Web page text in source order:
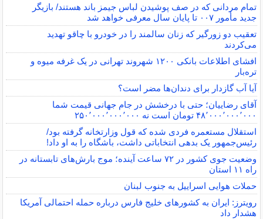
تمام مردانی که در صف پوشیدن لباس جیمز باند هستند/ بازیگر
جدید مأمور ۰۰۷ تا پایان سال معرفی خواهد شد
تعقیب دو زورگیر که زنان سالمند را در خودرو با چاقو تهدید
می‌کردند
افشای اطلاعات بانکی ۱۲۰۰ شهروند تهرانی در یک غرفه میوه و
تره‌بار
آیا آب گازدار برای دندان‌ها مضر است؟
آقای رضاییان؛ حتی با درخشش در جام جهانی قیمت شما
۴۸٬۰۰۰٬۰۰۰٬۰۰۰ تومان است نه ۲۵۰٬۰۰۰٬۰۰۰٬۰۰۰
استقلال مستعمره فردی شده که قول وزارتخانه گرفته بود/
رئیس‌جمهور یک بدهی انتخاباتی داشت، باشگاه را به او داد!
وضعیت جوی کشور در ۷۲ ساعت آینده؛ موج بارش‌های تابستانه در
راه ۱۱ استان
حملات هوایی اسراییل به جنوب لبنان
رویترز: ایران به کشورهای خلیج فارس درباره حمله احتمالی آمریکا
هشدار داد